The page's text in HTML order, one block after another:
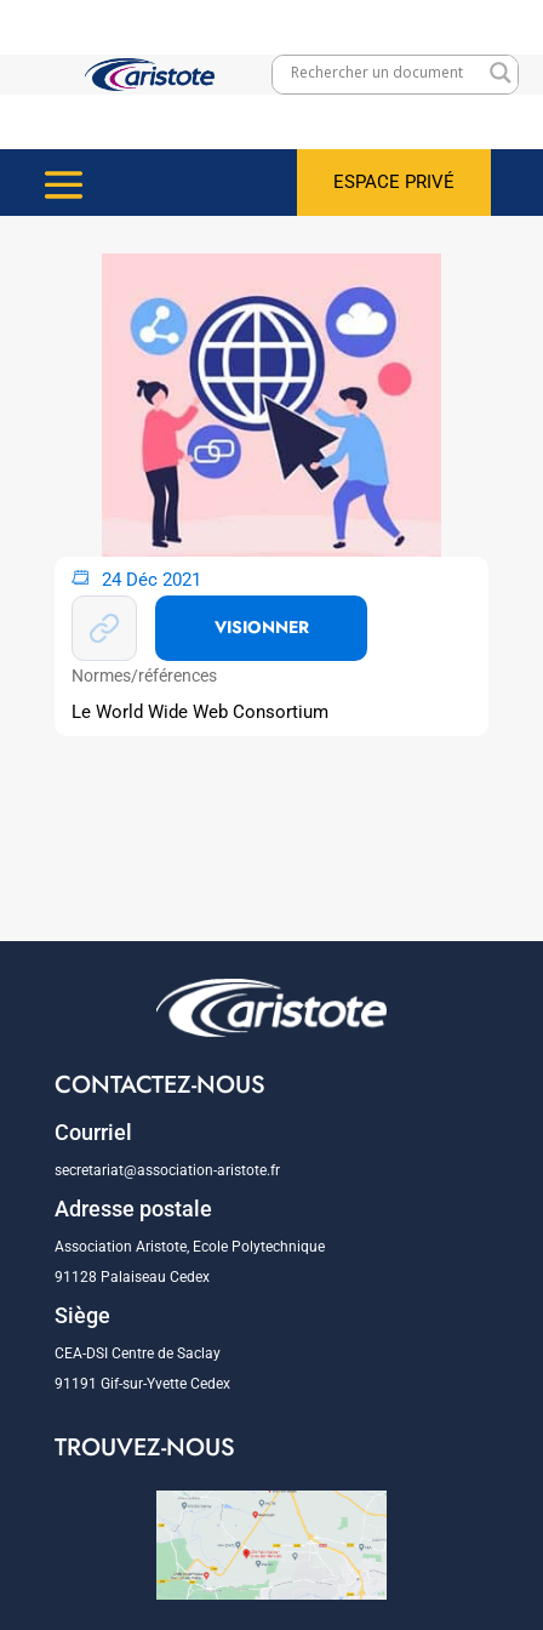
ESPACE PRIVÉ
24 Déc 2021
VISIONNER
Normes/références
Le World Wide Web Consortium
CONTACTEZ-NOUS
Courriel
secretariat@association-aristote.fr
Adresse postale
Association Aristote, Ecole Polytechnique
91128 Palaiseau Cedex
Siège
CEA-DSI Centre de Saclay
91191 Gif-sur-Yvette Cedex
TROUVEZ-NOUS